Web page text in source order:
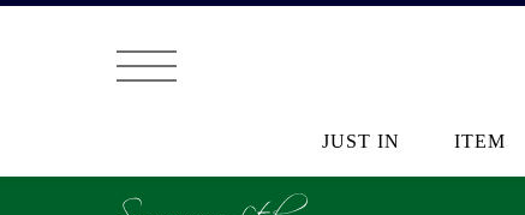
JUST IN ITEM